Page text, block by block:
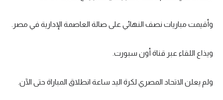
وأقيمت مباريات نصف النهائي على صالة العاصمة الإدارية في مصر.
ويذاع اللقاء عبر قناة أون سبورت.
ولم يعلن الاتحاد المصري لكرة اليد ساعة انطلاق المباراة حتى الآن.